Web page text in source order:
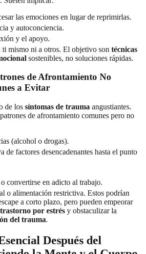
las emociones en lugar de reprimirlas.
y autoconciencia.
y el apoyo.
ti mismo ni a otros. El objetivo son técnicas
sostenibles, no soluciones rápidas.
de Afrontamiento No
a Evitar
de los síntomas de trauma angustiantes.
de afrontamiento comunes pero no
(alcohol o drogas).
de factores desencadenantes hasta el punto
convertirse en adicto al trabajo.
o alimentación restrictiva. Estos podrían
a corto plazo, pero pueden empeorar
por estrés y obstaculizar la
del trauma.
Después del